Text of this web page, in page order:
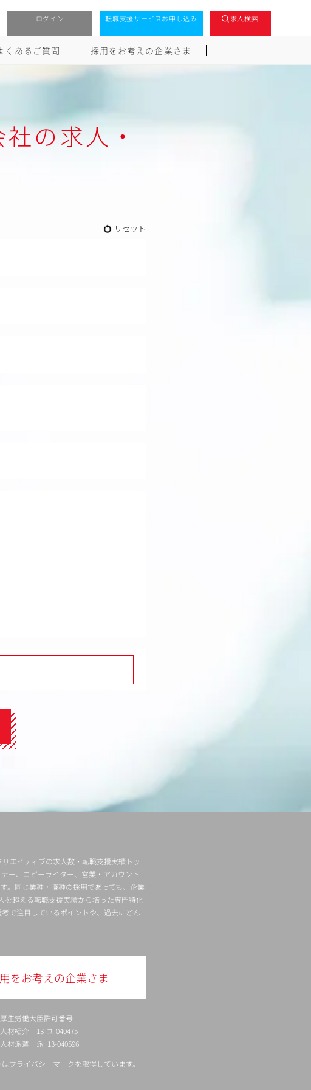
ログイン 転職支援サービスお申し込み 求人検索
職
くあるご質問 採用をお考えの企業さま
の求人・
リセット
エイティブの求人数・転職支援実績トッ
ー、コピーライター、営業・アカウント
。同じ業種・職種の採用であっても、企業
を超える転職支援実績から培った専門特化
で注目しているポイントや、過去にどん
をお考えの企業さま
厚生労働大臣許可番号
人材紹介 13-ユ-040475
人材派遣 派 13-040596
プライバシーマークを取得しています。